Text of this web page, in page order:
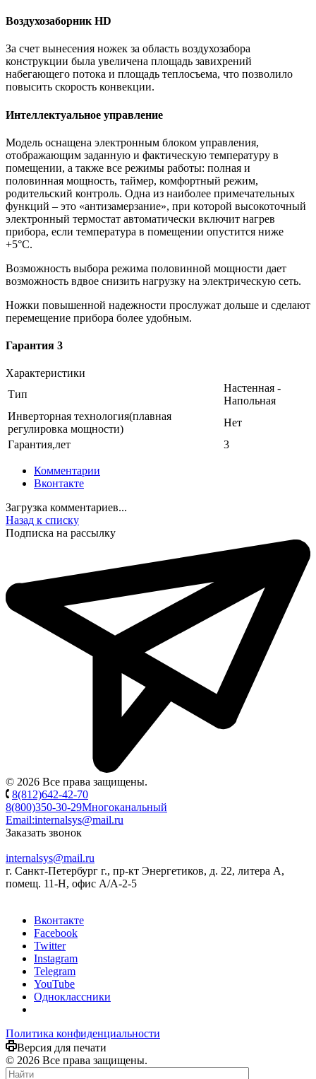
Воздухозаборник HD
За счет вынесения ножек за область воздухозабора
конструкции была увеличена площадь завихрений
набегающего потока и площадь теплосъема, что позволило
повысить скорость конвекции.
Интеллектуальное управление
Модель оснащена электронным блоком управления,
отображающим заданную и фактическую температуру в
помещении, а также все режимы работы: полная и
половинная мощность, таймер, комфортный режим,
родительский контроль. Одна из наиболее примечательных
функций – это «антизамерзание», при которой высокоточный
электронный термостат автоматически включит нагрев
прибора, если температура в помещении опустится ниже
+5°С.
Возможность выбора режима половинной мощности дает
возможность вдвое снизить нагрузку на электрическую сеть.
Ножки повышенной надежности прослужат дольше и сделают
перемещение прибора более удобным.
Гарантия 3
Характеристики
Тип
Настенная -
Напольная
Инверторная технология(плавная
регулировка мощности)
Нет
Гарантия,лет
3
Комментарии
Вконтакте
Загрузка комментариев...
Назад к списку
Подписка на рассылку
© 2026 Все права защищены.
8(812)642-42-70
8(800)350-30-29Многоканальный
Email:internalsys@mail.ru
Заказать звонок
internalsys@mail.ru
г. Санкт-Петербург г., пр-кт Энергетиков, д. 22, литера А,
помещ. 11-Н, офис А/А-2-5
Вконтакте
Facebook
Twitter
Instagram
Telegram
YouTube
Одноклассники
Политика конфиденциальности
Версия для печати
© 2026 Все права защищены.